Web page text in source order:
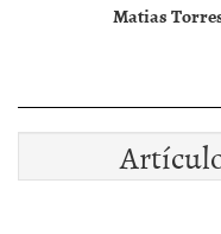
Matias